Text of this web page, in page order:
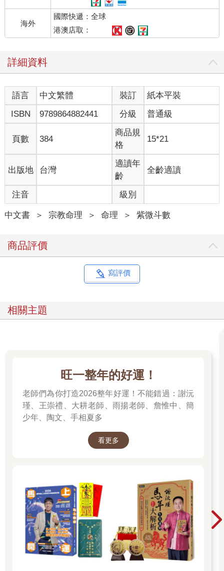
海外
國際快遞：全球
港澳店取：
詳細資料
語言 中文繁體 裝訂
紙本平裝
ISBN
9789864882441 分級 普通級
頁數 384
商品規
格
15*21
出版地 台灣
適讀年
齡
全齡適讀
注音 級別
中文書 ＞ 宗教命理 ＞ 命理 ＞ 紫微斗數
商品評價
寫評價
相關主題
旺一整年的好運！
老師們為你打造2026整年好運！不能錯過：謝沅
瑾、王崇禮、大耕老師、雨揚老師、詹惟中、簡
少年、陶文、手相夏多
看更多